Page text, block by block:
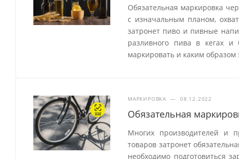
Обязательная маркировка
с изначальным планом,
затронет пиво и пивные
разливного пива в кегах
маркировать и каким образом
МАРКИРОВКА — 08.12.2022
Обязательная
Многих производителей и
товаров затронет
необходимо подготовиться